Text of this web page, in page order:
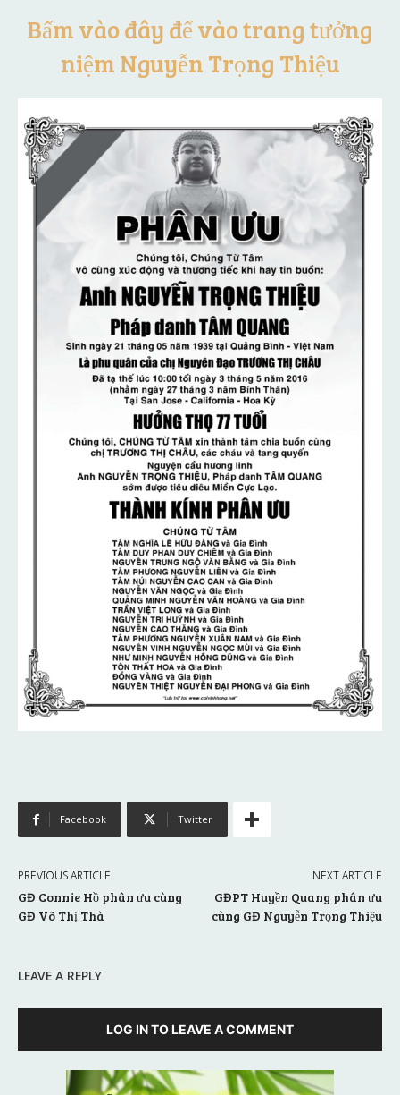
Bấm vào đây để vào trang tưởng
niệm Nguyễn Trọng Thiệu
Facebook Twitter
PREVIOUS ARTICLE
GĐ Connie Hồ phân ưu cùng
GĐ Võ Thị Thà
NEXT ARTICLE
GĐPT Huyền Quang phân ưu
cùng GĐ Nguyễn Trọng Thiệu
LEAVE A REPLY
LOG IN TO LEAVE A COMMENT